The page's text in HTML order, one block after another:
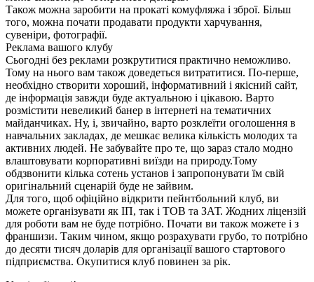
Також можна заробити на прокаті комуфляжа і зброї. Більш
того, можна почати продавати продукти харчування,
сувеніри, фотографії.
Реклама вашого клубу
Сьогодні без реклами розкрутитися практично неможливо.
Тому на нього вам також доведеться витратитися. По-перше,
необхідно створити хороший, інформативний і якісний сайт,
де інформація завжди буде актуальною і цікавою. Варто
розмістити невеликий банер в інтернеті на тематичних
майданчиках. Ну, і, звичайно, варто розклеїти оголошення в
навчальних закладах, де мешкає велика кількість молодих та
активних людей. Не забувайте про те, що зараз стало модно
влаштовувати корпоративні виїзди на природу.Тому
обдзвонити кілька сотень установ і запропонувати їм свій
оригінальний сценарій буде не зайвим.
Для того, щоб офіційно відкрити пейнтбольний клуб, ви
можете організувати як ІП, так і ТОВ та ЗАТ. Жодних ліцензій
для роботи вам не буде потрібно. Почати ви також можете і з
франшизи. Таким чином, якщо розрахувати грубо, то потрібно
до десяти тисяч доларів для організації вашого стартового
підприємства. Окупитися клуб повинен за рік.